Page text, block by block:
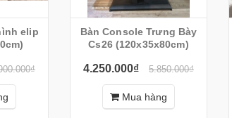
elip
Bàn Console Trưng Bày
Cs26 (120x35x80cm)
4.250.000₫ 5.850.000₫
Mua hàng